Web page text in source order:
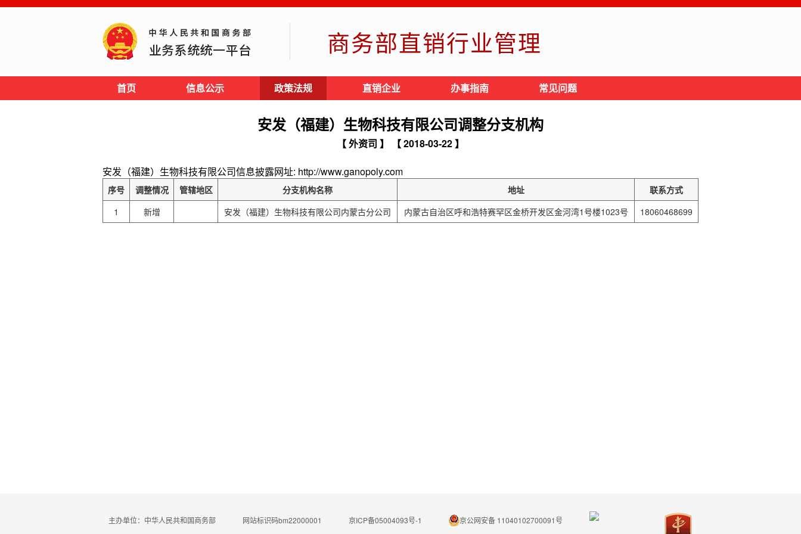
商务部直销行业管理
首页 信息公示 政策法规 直销企业 办事指南 常见问题
安发（福建）生物科技有限公司调整分支机构
【 外资司 】 【 2018-03-22 】
安发（福建）生物科技有限公司信息披露网址: http://www.ganopoly.com
序号 调整情况 管辖地区 分支机构名称 地址
联系方式
1
新增 安发（福建）生物科技有限公司内蒙古分公司 内蒙古自治区呼和浩特赛罕区金桥开发区金河湾1号楼1023号 18060468699
主办单位：中华人民共和国商务部 网站标识码bm22000001 京ICP备05004093号-1
京公网安备 11040102700091号